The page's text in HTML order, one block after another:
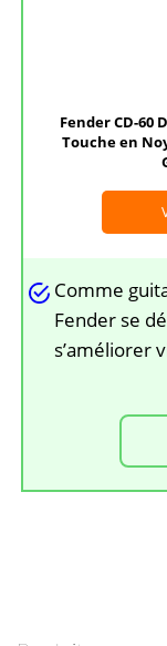
Fender CD-60
Touche en
Comme
Fender se
s’améliorer